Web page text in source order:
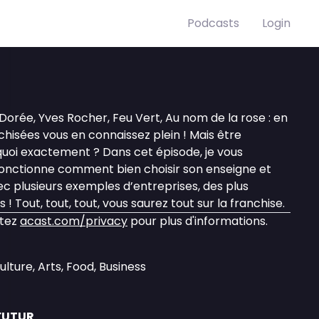
Podcasts Login
Yves Rocher, Feu Vert, Au nom de la rose : en
vous en connaissez plein ! Mais être
exactement ? Dans cet épisode, je vous
comment bien choisir son enseigne et
plusieurs exemples d’entreprises, des plus
! Tout, tout, tout, vous saurez tout sur la franchise.
acast.com/privacy pour plus d'informations.
Arts, Food, Business